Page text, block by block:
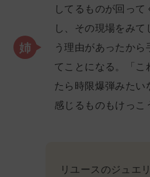
してるものが回って
し、その現場をみ
う理由があったか
てことになる。「こ
たら時限爆弾みたい
感じるものもけっこ
リユースのジュエ